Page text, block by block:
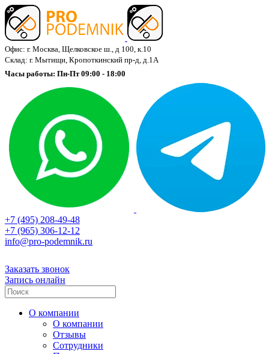
Офис: г. Москва, Щелковское ш., д 100, к.10
Склад: г. Мытищи, Кропоткинский пр-д, д.1А
Часы работы: Пн-Пт 09:00 - 18:00
+7 (495) 208-49-48
+7 (965) 306-12-12
info@pro-podemnik.ru
Заказать звонок
Запись онлайн
О компании
О компании
Отзывы
Сотрудники